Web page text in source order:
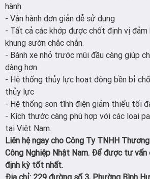
hành
- Vận hành đơn giản dễ sử dụng
- Tất cả các khớp được chốt định vị đảm
khung sườn chắc chắn.
- Bánh xe nhỏ trước mũi đầu càng giúp
dàng hơn
- Hệ thống thủy lực hoạt động bền bỉ
thủy lực
- Hệ thống sơn tĩnh điện giảm thiểu tối
- Kích thước càng phù hợp với các loại
tại Việt Nam.
Liên hệ ngay cho Công Ty TNHH
Công Nghiệp Nhật Nam. Để được tư vấn
định kỳ tốt nhất.